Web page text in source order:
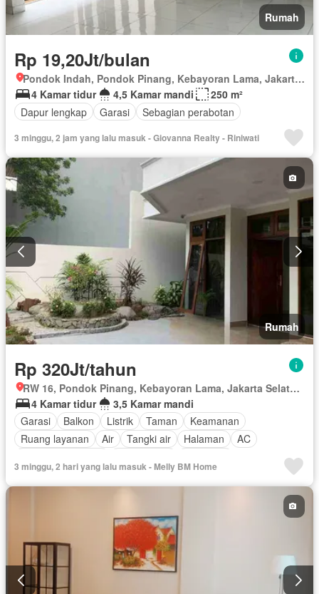
Rumah
Rp 19,20Jt/bulan
Pondok Indah, Pondok Pinang, Kebayoran Lama, Jakarta Selatan, Daerah Khusus Ibukota Jakarta
4 Kamar tidur
4,5 Kamar mandi
250 m²
Dapur lengkap
Garasi Sebagian perabotan
3 minggu, 2 jam yang lalu masuk - Giovanna Realty - Riniwati
Rumah
Rp 320Jt/tahun
RW 16, Pondok Pinang, Kebayoran Lama, Jakarta Selatan, Daerah Khusus Ibukota Jakarta
4 Kamar tidur
3,5 Kamar mandi
Garasi
Balkon Listrik Taman
Keamanan
Ruang layanan
Air Tangki air Halaman
AC
3 minggu, 2 hari yang lalu masuk - Melly BM Home